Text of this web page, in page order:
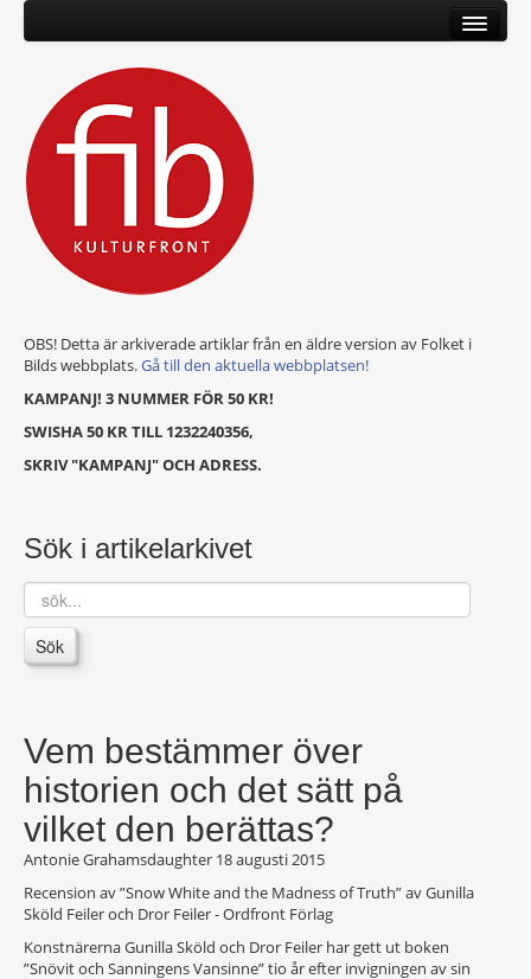
OBS! Detta är arkiverade artiklar från en äldre version av Folket i
Bilds webbplats.Gå till den aktuella webbplatsen!
KAMPANJ! 3 NUMMER FÖR 50 KR!
SWISHA 50 KR TILL 1232240356,
SKRIV "KAMPANJ" OCH ADRESS.
Sök i artikelarkivet
sök...
Sök
Vem bestämmer över
historien och det sätt på
vilket den berättas?
Antonie Grahamsdaughter 18 augusti 2015
Recension av ”Snow White and the Madness of Truth” av Gunilla
Sköld Feiler och Dror Feiler - Ordfront Förlag
Konstnärerna Gunilla Sköld och Dror Feiler har gett ut boken
”Snövit och Sanningens Vansinne” tio år efter invigningen av sin